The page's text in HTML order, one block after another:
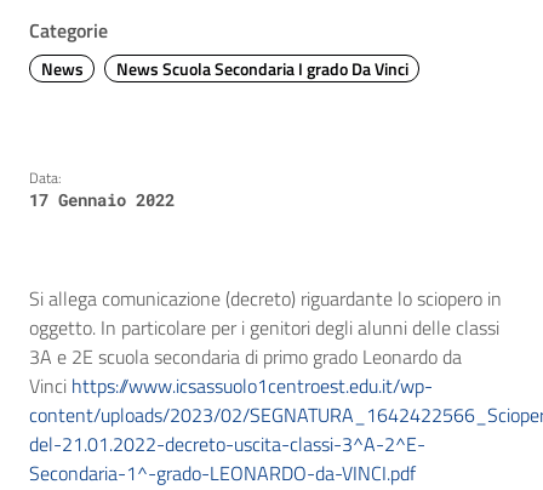
Categorie
News News Scuola Secondaria I grado Da Vinci
Data:
17 Gennaio 2022
Si allega comunicazione (decreto) riguardante lo sciopero in
oggetto. In particolare per i genitori degli alunni delle classi
3A e 2E scuola secondaria di primo grado Leonardo da
Vinci https://www.icsassuolo1centroest.edu.it/wp-
content/uploads/2023/02/
del-21.01.2022-decreto-uscita-classi-3^A-2^E-
Secondaria-1^-grado-LEONARDO-da-VINCI.pdf